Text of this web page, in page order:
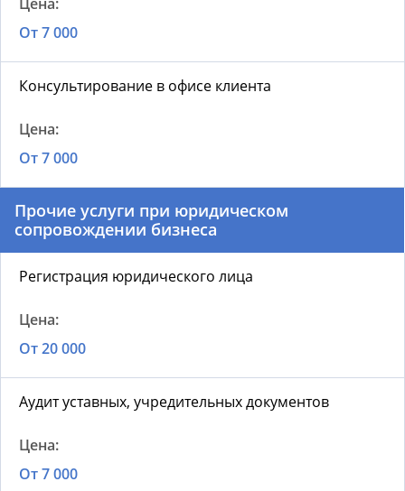
От 7 000
Консультирование в офисе клиента
От 7 000
Прочие услуги при юридическом
сопровождении бизнеса
Регистрация юридического лица
От 20 000
Аудит уставных, учредительных документов
От 7 000